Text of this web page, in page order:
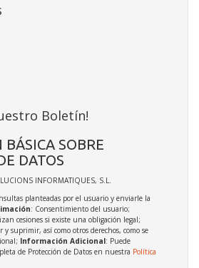
Boletín!
SOBRE
DATOS
INFORMATIQUES, S.L.
planteadas por el usuario y enviarle la
: Consentimiento del usuario;
cesiones si existe una obligación legal;
y suprimir, así como otros derechos, como se
Información Adicional: Puede
de Protección de Datos en nuestra Política